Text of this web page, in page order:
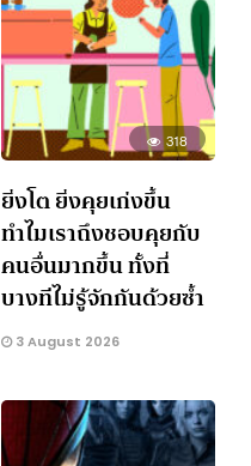
318
ยิ่งโต ยิ่งคุยเก่งขึ้น
ทำไมเราถึงชอบคุยกับ
คนอื่นมากขึ้น ทั้งที่
บางทีไม่รู้จักกันด้วยซ้ำ
3 August 2026